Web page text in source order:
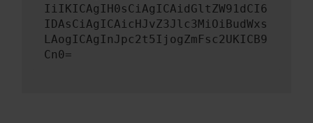
IiIKICAgIH0sCiAgICAidGltZW91dCI6
IDAsCiAgICAicHJvZ3Jlc3MiOiBudWxs
LAogICAgInJpc2t5IjogZmFsc2UKICB9
Cn0=